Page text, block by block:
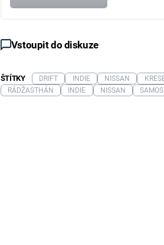
Vstoupit do diskuze
ŠTÍTKY DRIFT INDIE NISSAN
RÁDŽASTHÁN
INDIE NISSAN